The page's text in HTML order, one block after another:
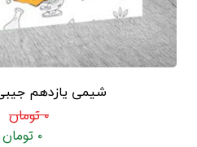
شیمی یازدهم
۰ تومان
۰ تومان